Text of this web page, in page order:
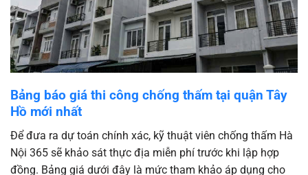
Bảng báo giá thi công chống thấm tại quận Tây
Hồ mới nhất
Để đưa ra dự toán chính xác, kỹ thuật viên chống thấm Hà
Nội 365 sẽ khảo sát thực địa miễn phí trước khi lập hợp
đồng. Bảng giá dưới đây là mức tham khảo áp dụng cho